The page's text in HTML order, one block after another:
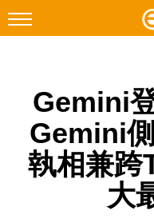
Facebook Instagram
科技焦點
網絡生活
Gemini
Gemini
執相兼跨
大